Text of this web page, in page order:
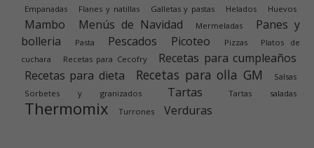
Empanadas Flanes y natillas Galletas y pastas Helados Huevos
Mambo Menús de Navidad Mermeladas
Panes y
bolleria
Pasta Pescados Picoteo Pizzas
Platos de
cuchara
Recetas para Cecofry
Recetas para cumpleaños
Recetas para dieta
Recetas para olla GM
Salsas
Sorbetes y granizados
Tartas Tartas saladas
Thermomix Turrones Verduras